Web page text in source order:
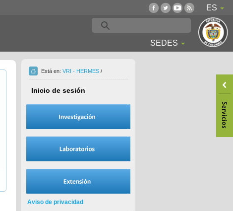
ES
SEDES
Está en: VRI - HERMES /
Inicio de sesión
Aviso de privacidad